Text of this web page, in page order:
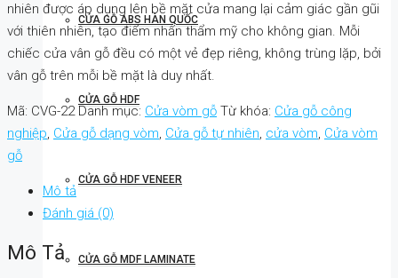
CỬA GỖ ABS HÀN QUỐC
CỬA GỖ HDF
CỬA GỖ HDF VENEER
CỬA GỖ MDF LAMINATE
nhiên được áp dụng lên bề mặt cửa mang lại cảm giác gần gũi
với thiên nhiên, tạo điểm nhấn thẩm mỹ cho không gian. Mỗi
chiếc cửa vân gỗ đều có một vẻ đẹp riêng, không trùng lặp, bởi
vân gỗ trên mỗi bề mặt là duy nhất.
Mã: CVG-22 Danh mục: Cửa vòm gỗ Từ khóa: Cửa gỗ công
nghiệp, Cửa gỗ dạng vòm, Cửa gỗ tự nhiên, cửa vòm, Cửa vòm
gỗ
Mô tả
Đánh giá (0)
Mô Tả